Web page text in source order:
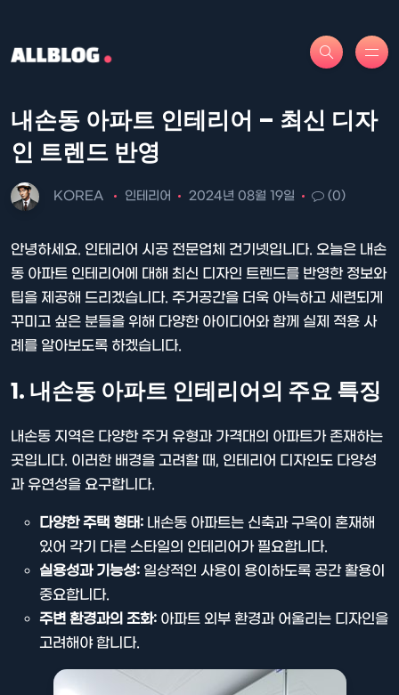
내손동 아파트 인테리어 – 최신 디자
인 트렌드 반영
KOREA 인테리어 2024년 08월 19일 (0)
안녕하세요. 인테리어 시공 전문업체 건기넷입니다. 오늘은 내손
동 아파트 인테리어에 대해 최신 디자인 트렌드를 반영한 정보와
팁을 제공해 드리겠습니다. 주거공간을 더욱 아늑하고 세련되게
꾸미고 싶은 분들을 위해 다양한 아이디어와 함께 실제 적용 사
례를 알아보도록 하겠습니다.
1. 내손동 아파트 인테리어의 주요 특징
내손동 지역은 다양한 주거 유형과 가격대의 아파트가 존재하는
곳입니다. 이러한 배경을 고려할 때, 인테리어 디자인도 다양성
과 유연성을 요구합니다.
다양한 주택 형태: 내손동 아파트는 신축과 구옥이 혼재해
있어 각기 다른 스타일의 인테리어가 필요합니다.
실용성과 기능성: 일상적인 사용이 용이하도록 공간 활용이
중요합니다.
주변 환경과의 조화: 아파트 외부 환경과 어울리는 디자인을
고려해야 합니다.